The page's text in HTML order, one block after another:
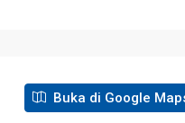
Buka di Google